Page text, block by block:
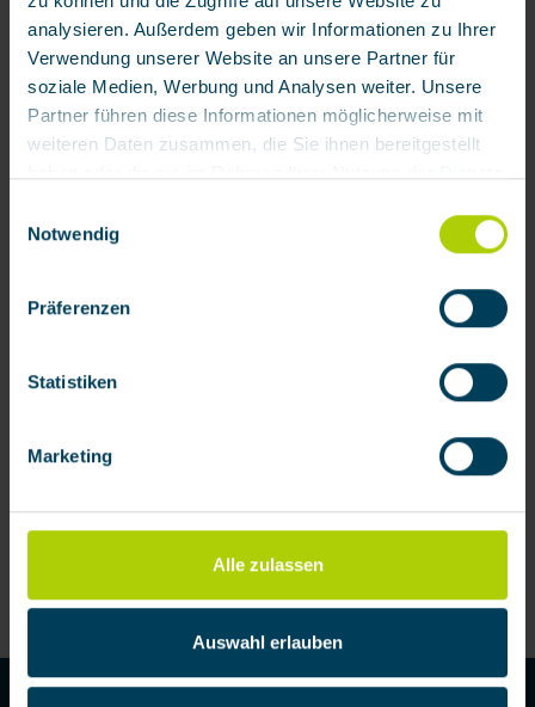
analysieren. Außerdem geben wir Informationen zu Ihrer
Verwendung unserer Website an unsere Partner für
soziale Medien, Werbung und Analysen weiter. Unsere
Partner führen diese Informationen möglicherweise mit
weiteren Daten zusammen, die Sie ihnen bereitgestellt
Mit Klick auf „[Zustimmen / Alles akzeptieren / etc.]“
erteilen Sie Ihre Einwilligung auch in die Weitergabe über
Ihr Verhalten in unserem Shop an unseren Partner, die
Deutschland), die diese Daten Ihnen nicht persönlich
zuordnen kann, sie aber zu eigenen Zwecken (z.B.
verarbeiten darf.
Notwendig
Präferenzen
Statistiken
Marketing
Alle zulassen
Auswahl erlauben
1.345,12 € / Stück
Verfügbar
Zum Merkzettel hinzufügen
Betriebsfertige Filterkombination zur Wandmontage für bis zu
drei Druckluft-Schlauchgeräte bestehend aus:Stufe 5 Mikron
Dokumente